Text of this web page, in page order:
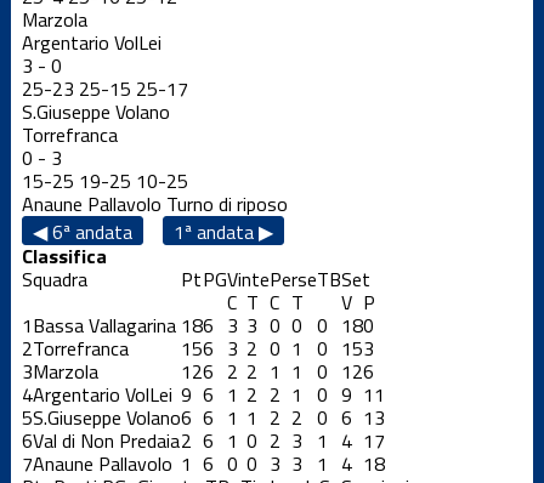
Marzola
Argentario VolLei
3 - 0
25-23 25-15 25-17
S.Giuseppe Volano
Torrefranca
0 - 3
15-25 19-25 10-25
Anaune Pallavolo Turno di riposo
◀ 6ª andata
1ª andata ▶
Classifica
Squadra PtPGVintePerseTBSet
C T C T V P
1Bassa Vallagarina 186 3 3 0 0 0 180
2Torrefranca 156 3 2 0 1 0 153
3Marzola 126 2 2 1 1 0 126
4Argentario VolLei 9 6 1 2 2 1 0 9 11
5S.Giuseppe Volano6 6 1 1 2 2 0 6 13
6Val di Non Predaia2 6 1 0 2 3 1 4 17
7Anaune Pallavolo 1 6 0 0 3 3 1 4 18